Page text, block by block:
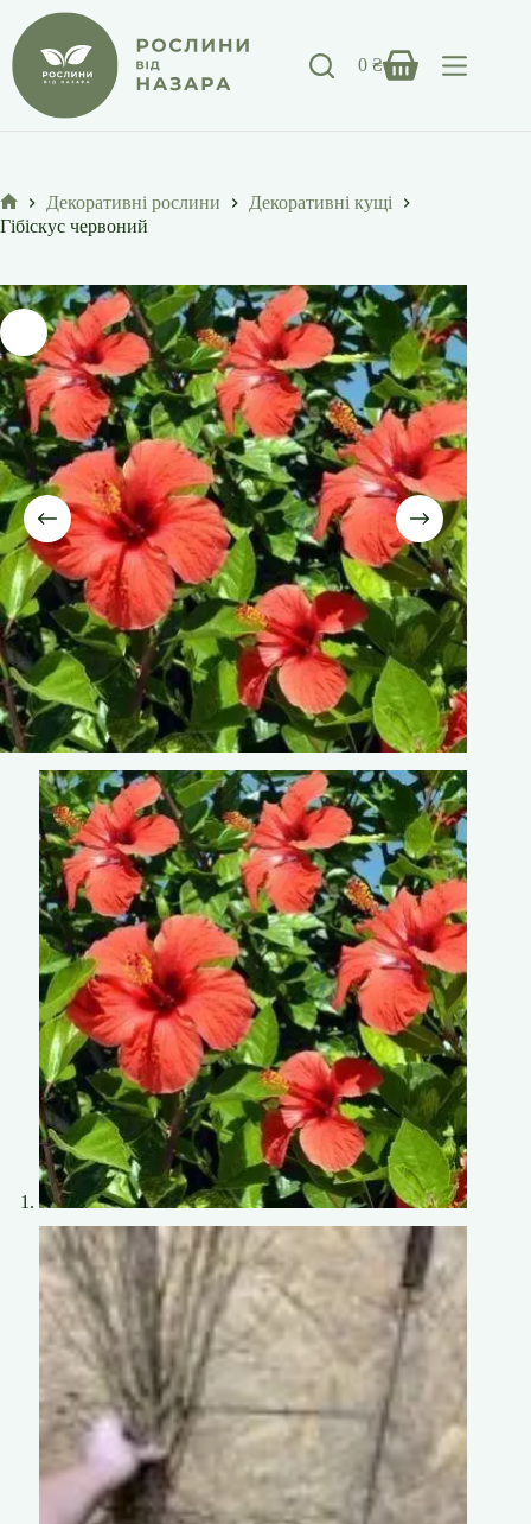
Перейти
вмісту
Кошик
0₴
Головна
Декоративні рослини
Декоративні кущі
Гібіскус червоний